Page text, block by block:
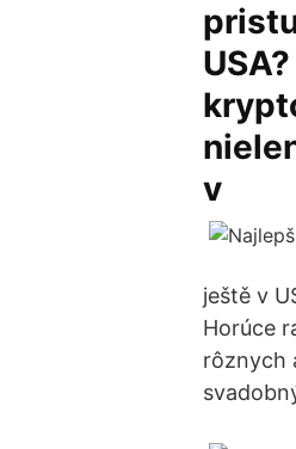
v
ještě v
Horúce
rôznych